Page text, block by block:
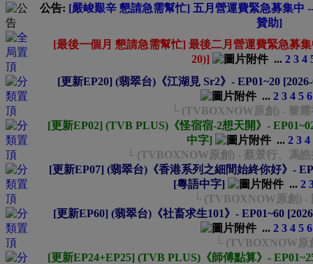
公告: [嚴峻艱辛 懇請急需幫忙] 五月營運費緊急募集中
贊助]
[最後一個月 懇請急需幫忙] 最後二月營運費緊急募
20)]
... 2 3 4
[更新EP20] (翡翠台)《江湖見 Sr2》- EP01~20
... 2 3 4 5 6
└ (TVBOXNOW原創) - 黎
[更新EP02] (TVB PLUS)《怪宿宿-2想天開》-
中字]
... 2 3 4
└ (TVBOXNOW原創) - 蔡景行、馮
[更新EP07] (翡翠台)《香港系列之細間始終你好》-
[粵語中字]
... 2
└ (TVBOXNOW原創) -
[更新EP60] (翡翠台)《社畜求生101》- EP01~60
... 2 3 4 5 6
└ (TVBOXNOW原
[更新EP24+EP25] (TVB PLUS)《師傅點算》-